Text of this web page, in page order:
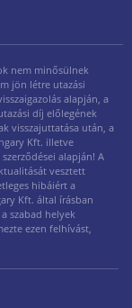
nem minősülnek
jön létre utazási
alapján, a
díj előlegének
visszajuttatása után, a
Kft. illetve
alapján! A
vesztett
hibáiért a
Kft. által írásban
szabad helyek
ezen felhívást,